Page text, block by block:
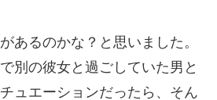
あるのかな？と思いました。
別の彼女と過ごしていた男と
ュエーションだったら、そん